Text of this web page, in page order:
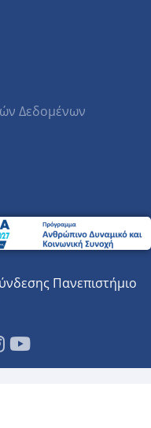
Δεδομένων
Πανεπιστήμιο